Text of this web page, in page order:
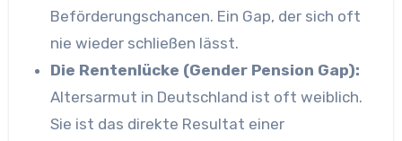
Beförderungschancen. Ein Gap, der sich oft
nie wieder schließen lässt.
Die Rentenlücke (Gender Pension Gap):
Altersarmut in Deutschland ist oft weiblich.
Sie ist das direkte Resultat einer